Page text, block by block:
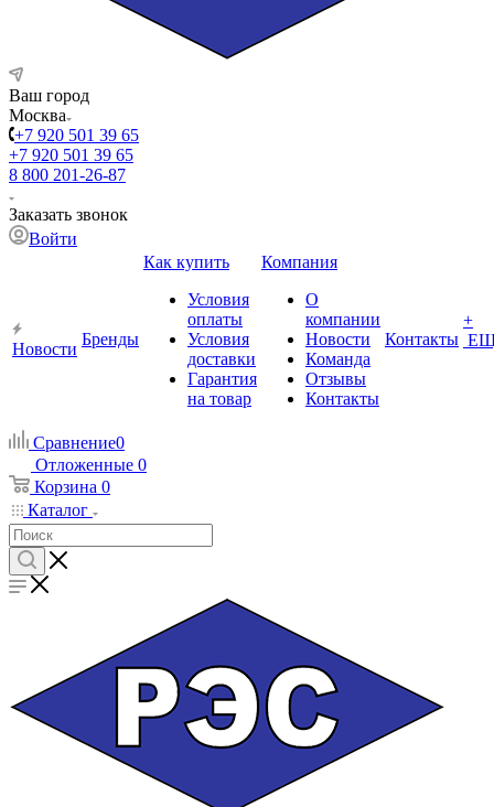
Ваш город
Москва
+7 920 501 39 65
+7 920 501 39 65
8 800 201-26-87
Заказать звонок
Войти
Новости
Бренды
Как купить
Условия
оплаты
Условия
доставки
Гарантия
на товар
Компания
О
компании
Новости
Команда
Отзывы
Контакты
Контакты
+
Сравнение0
Отложенные 0
Корзина 0
Каталог